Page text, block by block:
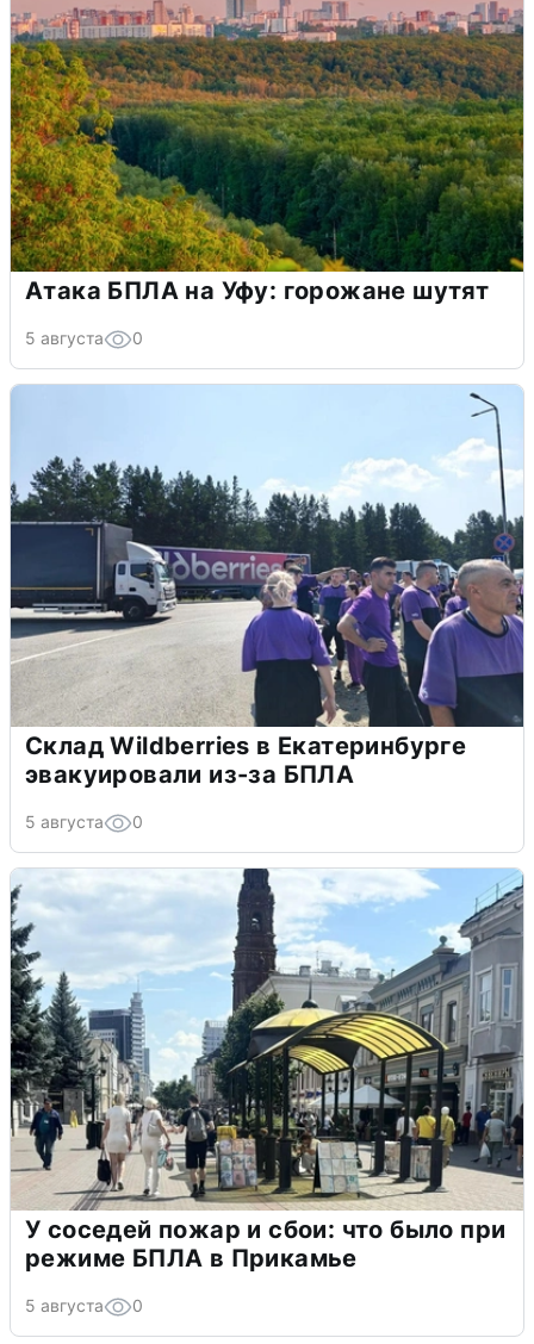
Атака БПЛА на Уфу: горожане шутят
5 августа 0
Склад Wildberries в Екатеринбурге
эвакуировали из-за БПЛА
5 августа 0
У соседей пожар и сбои: что было при
режиме БПЛА в Прикамье
5 августа 0